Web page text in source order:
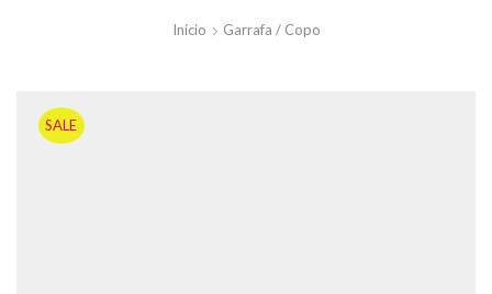
Início Garrafa / Copo
SALE